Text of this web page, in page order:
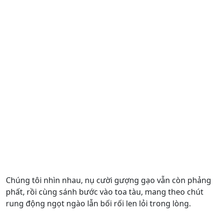
Chúng tôi nhìn nhau, nụ cười gượng gạo vẫn còn phảng
phất, rồi cùng sánh bước vào toa tàu, mang theo chút
rung động ngọt ngào lẫn bối rối len lỏi trong lòng.